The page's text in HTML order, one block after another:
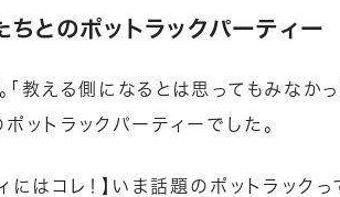
ちとのポットラックパーティー
教える側になるとは思ってもみなか
ットラックパーティーでした。
にはコレ！】いま話題のポットラックっ